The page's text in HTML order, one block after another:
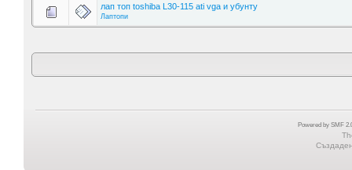
лап топ toshiba L30-115 ati vga и убунту
Лаптопи
Powered by SMF